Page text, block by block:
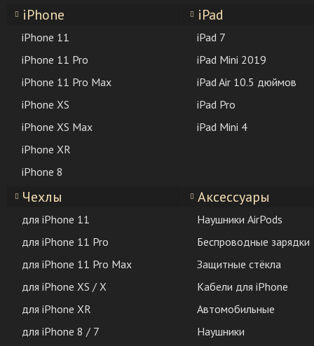
iPhone
iPhone 11
iPhone 11 Pro
iPhone 11 Pro Max
iPhone XS
iPhone XS Max
iPhone XR
iPhone 8
iPad
iPad 7
iPad Mini 2019
iPad Air 10.5 дюймов
iPad Pro
iPad Mini 4
Чехлы
для iPhone 11
для iPhone 11 Pro
для iPhone 11 Pro Max
для iPhone XS / X
для iPhone XR
для iPhone 8 / 7
Аксессуары
Наушники AirPods
Беспроводные зарядки
Защитные стёкла
Кабели для iPhone
Автомобильные
Наушники